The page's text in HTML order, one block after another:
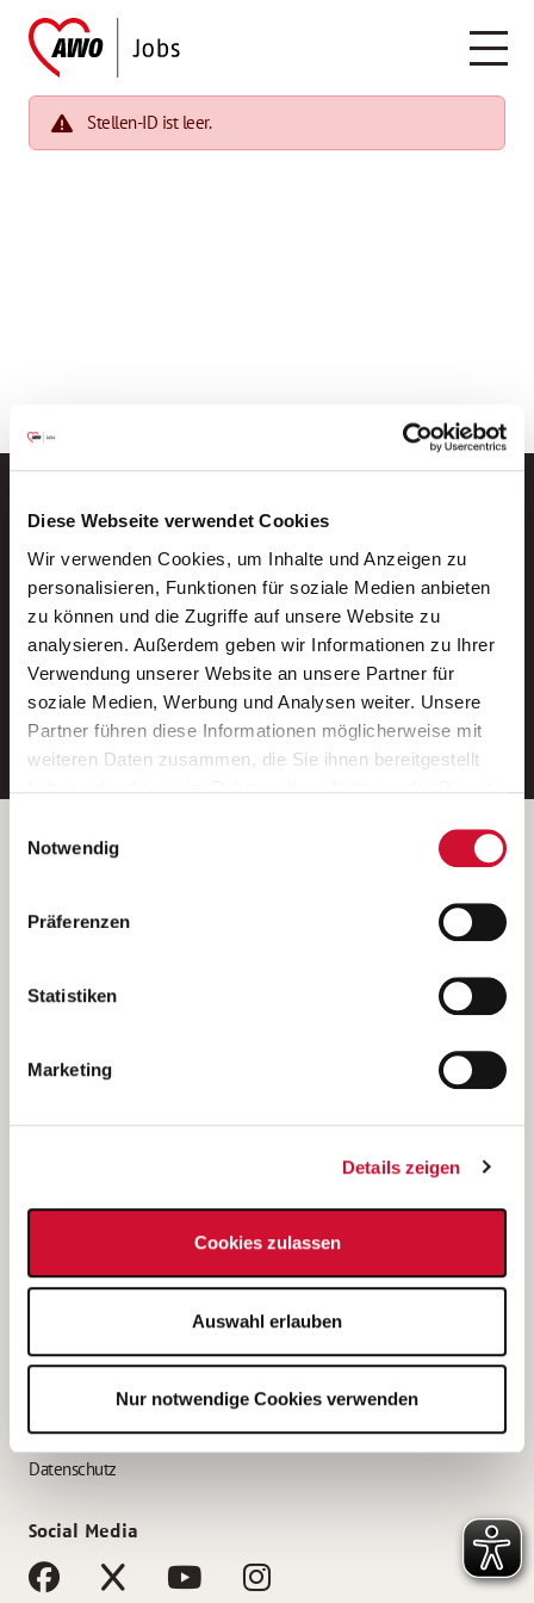
Diese Webseite verwendet Cookies
Wir verwenden Cookies, um Inhalte und Anzeigen zu
personalisieren, Funktionen für soziale Medien anbieten
zu können und die Zugriffe auf unsere Website zu
analysieren. Außerdem geben wir Informationen zu Ihrer
Verwendung unserer Website an unsere Partner für
soziale Medien, Werbung und Analysen weiter. Unsere
Partner führen diese Informationen möglicherweise mit
weiteren Daten zusammen, die Sie ihnen bereitgestellt
Wenn Sie auf „Cookies zulassen“ klicken, so stimmen
Sie der Speicherung sämtlicher Cookies zu. Sie können
Ihre Einwilligung selbstverständlich jederzeit widerrufen,
indem Sie die Cookie-Einstellungen aufrufen und diese
unsererDatenschutzerklärung
Notwendig
Präferenzen
Statistiken
Marketing
Details zeigen
Cookies zulassen
Auswahl erlauben
Nur notwendige Cookies verwenden
Stellen-ID ist leer.
Neue Stellen per E-Mail.
Ein kostenloser Service von AWO
Jobs.
E-Mail-Adresse eintragen
Betreiber der Webseite
Kantstraße 45a
(Ein Tochterunternehmen des AWO Bezirksverbandes Unterfranken
e.V.)
Bewerbung als Altenpflegehelfer*in
Bewerbung als Erzieher*in
AWO Gliederungen nach Bundesland
Impressum
Datenschutz
Social Media